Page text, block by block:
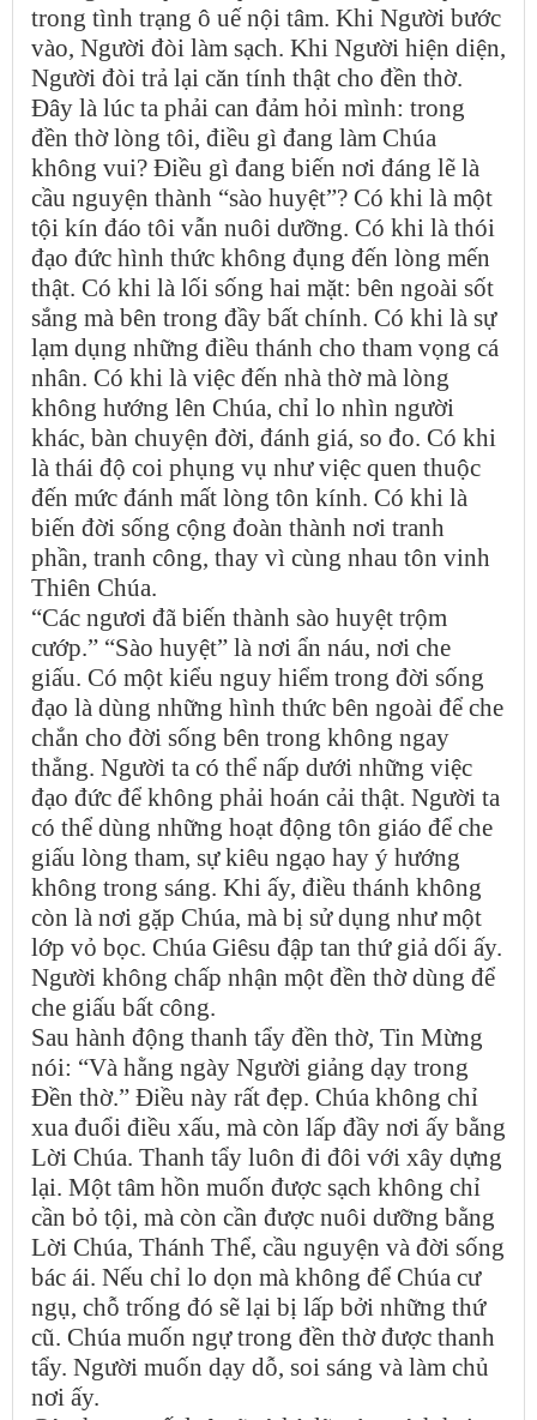
trong tình trạng ô uế nội tâm. Khi Người bước
vào, Người đòi làm sạch. Khi Người hiện diện,
Người đòi trả lại căn tính thật cho đền thờ.
Đây là lúc ta phải can đảm hỏi mình: trong
đền thờ lòng tôi, điều gì đang làm Chúa
không vui? Điều gì đang biến nơi đáng lẽ là
cầu nguyện thành “sào huyệt”? Có khi là một
tội kín đáo tôi vẫn nuôi dưỡng. Có khi là thói
đạo đức hình thức không đụng đến lòng mến
thật. Có khi là lối sống hai mặt: bên ngoài sốt
sắng mà bên trong đầy bất chính. Có khi là sự
lạm dụng những điều thánh cho tham vọng cá
nhân. Có khi là việc đến nhà thờ mà lòng
không hướng lên Chúa, chỉ lo nhìn người
khác, bàn chuyện đời, đánh giá, so đo. Có khi
là thái độ coi phụng vụ như việc quen thuộc
đến mức đánh mất lòng tôn kính. Có khi là
biến đời sống cộng đoàn thành nơi tranh
phần, tranh công, thay vì cùng nhau tôn vinh
Thiên Chúa.
“Các ngươi đã biến thành sào huyệt trộm
cướp.” “Sào huyệt” là nơi ẩn náu, nơi che
giấu. Có một kiểu nguy hiểm trong đời sống
đạo là dùng những hình thức bên ngoài để che
chắn cho đời sống bên trong không ngay
thẳng. Người ta có thể nấp dưới những việc
đạo đức để không phải hoán cải thật. Người ta
có thể dùng những hoạt động tôn giáo để che
giấu lòng tham, sự kiêu ngạo hay ý hướng
không trong sáng. Khi ấy, điều thánh không
còn là nơi gặp Chúa, mà bị sử dụng như một
lớp vỏ bọc. Chúa Giêsu đập tan thứ giả dối ấy.
Người không chấp nhận một đền thờ dùng để
che giấu bất công.
Sau hành động thanh tẩy đền thờ, Tin Mừng
nói: “Và hằng ngày Người giảng dạy trong
Đền thờ.” Điều này rất đẹp. Chúa không chỉ
xua đuổi điều xấu, mà còn lấp đầy nơi ấy bằng
Lời Chúa. Thanh tẩy luôn đi đôi với xây dựng
lại. Một tâm hồn muốn được sạch không chỉ
cần bỏ tội, mà còn cần được nuôi dưỡng bằng
Lời Chúa, Thánh Thể, cầu nguyện và đời sống
bác ái. Nếu chỉ lo dọn mà không để Chúa cư
ngụ, chỗ trống đó sẽ lại bị lấp bởi những thứ
cũ. Chúa muốn ngự trong đền thờ được thanh
tẩy. Người muốn dạy dỗ, soi sáng và làm chủ
nơi ấy.